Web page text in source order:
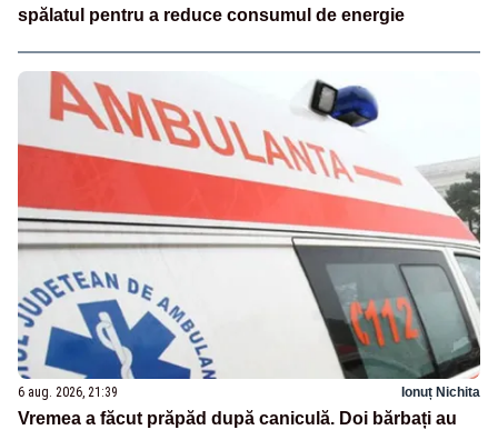
spălatul pentru a reduce consumul de energie
6 aug. 2026, 21:39 Ionuț Nichita
Vremea a făcut prăpăd după caniculă. Doi bărbați au